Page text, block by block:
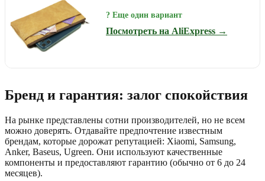
? Еще один вариант
Посмотреть на AliExpress →
Бренд и гарантия: залог спокойствия
На рынке представлены сотни производителей, но не всем
можно доверять. Отдавайте предпочтение известным
брендам, которые дорожат репутацией: Xiaomi, Samsung,
Anker, Baseus, Ugreen. Они используют качественные
компоненты и предоставляют гарантию (обычно от 6 до 24
месяцев).